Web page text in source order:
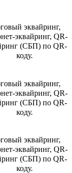
эквайринг,
эквайринг, QR-
(СБП) по QR-
коду.
эквайринг,
эквайринг, QR-
(СБП) по QR-
коду.
эквайринг,
эквайринг, QR-
(СБП) по QR-
коду.